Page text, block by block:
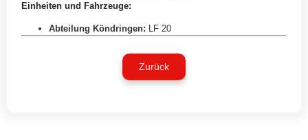
Einheiten und Fahrzeuge:
Abteilung Köndringen: LF 20
Zurück